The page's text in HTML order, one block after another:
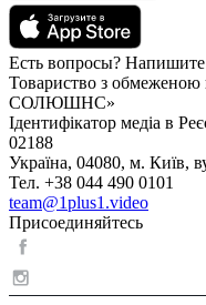
Есть вопросы?
Товариство з
СОЛЮШНС»
Ідентифікатор медіа в
02188
Україна, 04080, м. Київ,
Тел. +38 044 490 0101
team@1plus1.video
Присоединяйтесь